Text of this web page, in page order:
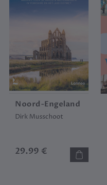
Noord-Engeland
Dirk Musschoot
29.99 €